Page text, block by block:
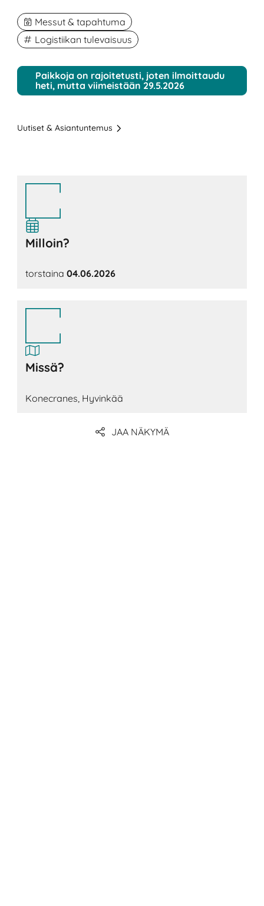
Messut & tapahtuma
Logistiikan tulevaisuus
Paikkoja on rajoitetusti, joten ilmoittaudu
heti, mutta viimeistään 29.5.2026
Uutiset & Asiantuntemus
Milloin?
torstaina 04.06.2026
Missä?
Konecranes, Hyvinkää
JAA NÄKYMÄ